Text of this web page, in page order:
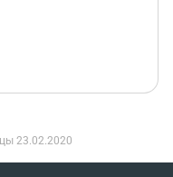
23.02.2020